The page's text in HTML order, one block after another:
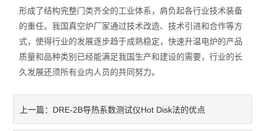
形成了结构完整门类齐全的工业体系，肩负起各行业技术装备
的重任。我国真空炉厂家通过技术改造、技术引进和合作等方
式，使得行业的发展逐步趋于成熟稳定，快速升温电炉的产品
质量和品种类别已经能满足我国生产和建设的需要，行业的长
久发展还须所有业内人员的共同努力。
上一篇： DRE-2B导热系数测试仪Hot Disk法的优点